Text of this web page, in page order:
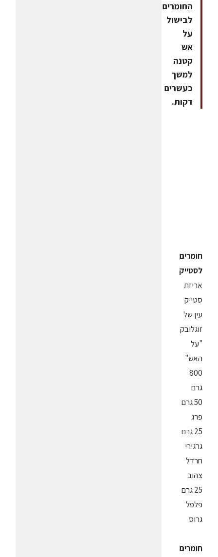
החומרים
לבישול
על
אש
קטנה
למשך
כעשרים
דקות.
חומרים
לסטייק
אריזת
סטייק
עין של
זוגלובק
"על
האש"
800
גרם
50 גרם
פרג
25 גרם
גרגירי
חרדל
צהוב
25 גרם
פלפל
גרוס
חומרים